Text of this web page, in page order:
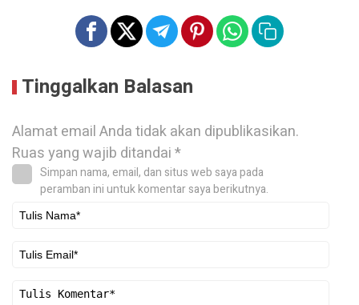
Tinggalkan Balasan
Alamat email Anda tidak akan dipublikasikan.
Ruas yang wajib ditandai*
Simpan nama, email, dan situs web saya pada
peramban ini untuk komentar saya berikutnya.